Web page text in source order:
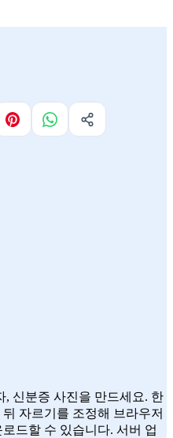
, 신분증 사진을 만드세요. 한
자르기를 조정해 브라우저
드할 수 있습니다. 서버 업